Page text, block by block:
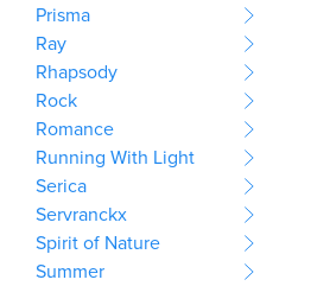
Prisma
Ray
Rhapsody
Rock
Romance
Running With Light
Serica
Servranckx
Spirit of Nature
Summer